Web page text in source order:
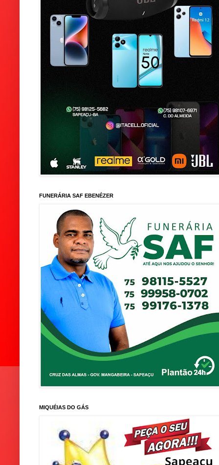
FUNERÁRIA SAF EBENÉZER
MIQUÉIAS DO GÁS